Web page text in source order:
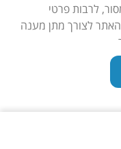
לרבות פרטי
האתר לצורך מתן מענה